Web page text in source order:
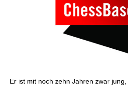
Er ist mit noch zehn Jahren zwar